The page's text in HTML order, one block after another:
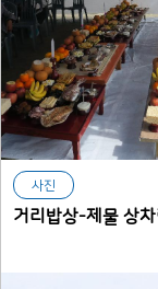
사진
거리밥상-제물 상차